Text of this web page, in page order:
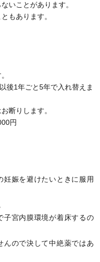
いことがあります。
もあります。
後1年ごと5年で入れ替えま
断りします。
円
妊娠を避けたいときに服用
子宮内膜環境が着床するの
んので決して中絶薬ではあ